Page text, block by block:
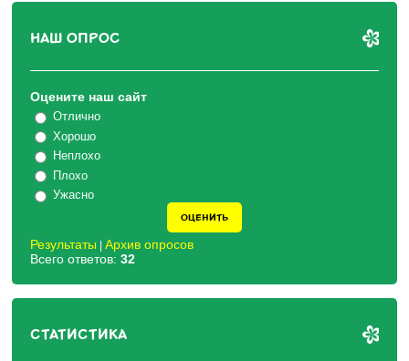
НАШ ОПРОС
Оцените наш сайт
Отлично
Хорошо
Неплохо
Плохо
Ужасно
Результаты |Архив опросов
Всего ответов:32
СТАТИСТИКА